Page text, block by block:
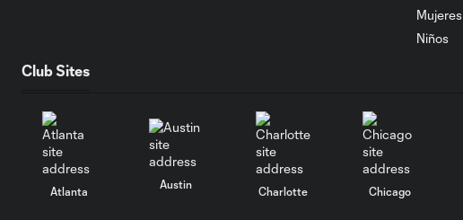
Mujeres
Niños
Club Sites
Atlanta
Austin
Charlotte Chicago